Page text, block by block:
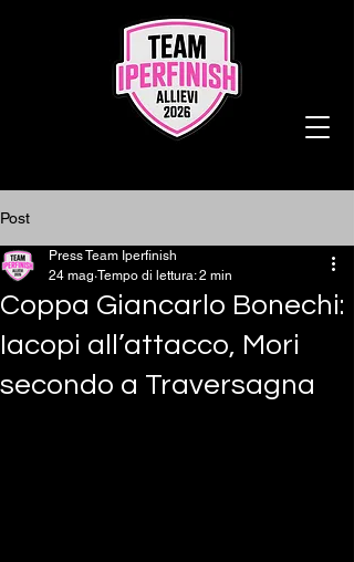
Post
Coppa Giancarlo Bonechi:
Iacopi all’attacco, Mori
secondo a Traversagna
Press Team Iperfinish
24 mag Tempo di lettura: 2 min